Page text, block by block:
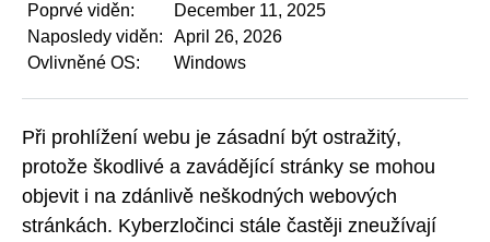
Poprvé viděn:
December 11, 2025
Naposledy viděn:
April 26, 2026
Ovlivněné OS:
Windows
Při prohlížení webu je zásadní být ostražitý,
protože škodlivé a zavádějící stránky se mohou
objevit i na zdánlivě neškodných webových
stránkách. Kyberzločinci stále častěji zneužívají